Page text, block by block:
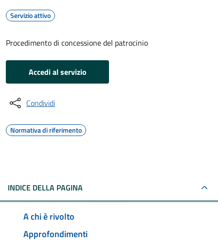
Servizio attivo
Procedimento di concessione del patrocinio
Accedi al servizio
Condividi
Normativa di riferimento
INDICE DELLA PAGINA
A chi è rivolto
Approfondimenti